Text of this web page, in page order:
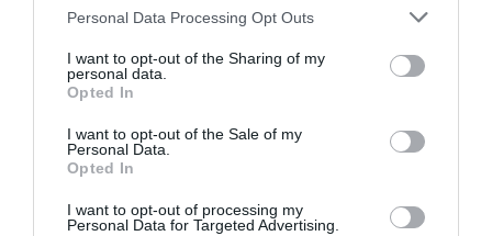
Please note that this website/app uses one or more Google
not limited to your visit or usage behaviour. You may click to
grant or deny consent to Google and its third-party tags to
use your data for below specified purposes in below Google
consent section.
Personal Data Processing Opt Outs
I want to opt-out of the Sharing of my
personal data.
Opted In
I want to opt-out of the Sale of my
Personal Data.
Opted In
I want to opt-out of processing my
Personal Data for Targeted Advertising.